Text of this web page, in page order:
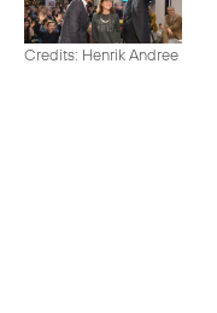
Credits: Henrik Andree